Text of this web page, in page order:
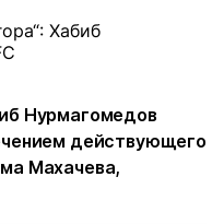
Нурмагомедов
действующего
Махачева,